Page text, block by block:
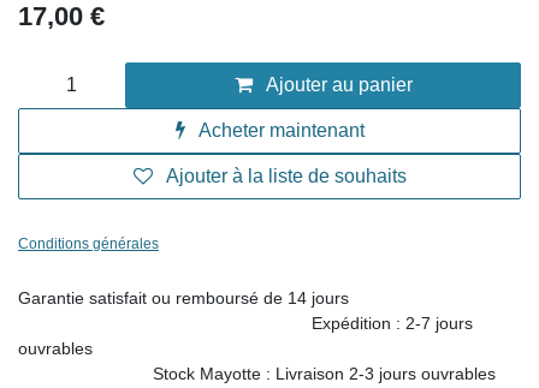
17,00€
Ajouter au panier
Acheter maintenant
Ajouter à la liste de souhaits
Conditions générales
Garantie satisfait ou remboursé de 14 jours
Expédition : 2-7 jours ouvrables
Stock Mayotte : Livraison
2-3 jours ouvrables